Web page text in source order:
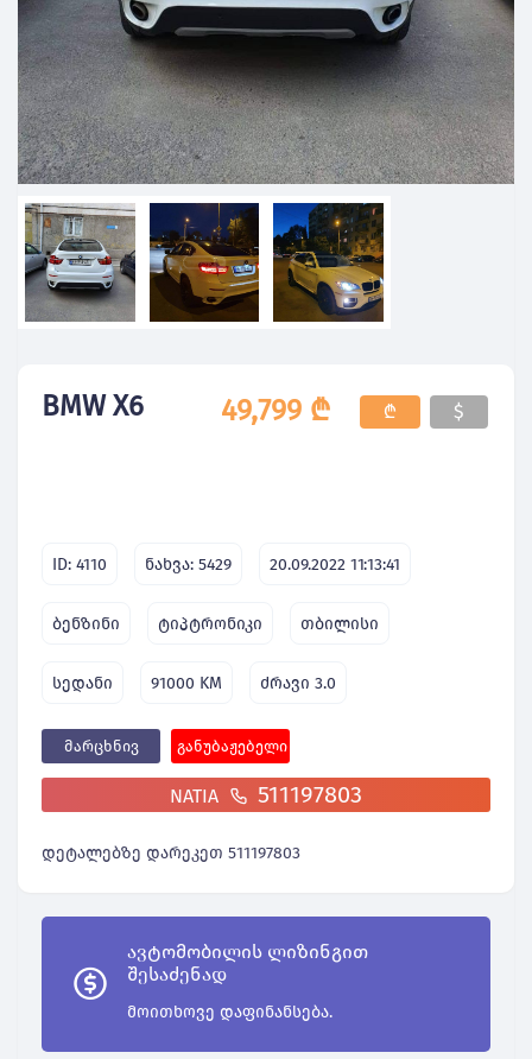
BMW X6 49,799 ₾ ₾ $
ID: 4110 ნახვა: 5429 20.09.2022 11:13:41
ბენზინი ტიპტრონიკი თბილისი
სედანი 91000 KM ძრავი 3.0
მარცხნივ განუბაჟებელი
NATIA 511197803
დეტალებზე დარეკეთ 511197803
ავტომობილის ლიზინგით
შესაძენად
მოითხოვე დაფინანსება.